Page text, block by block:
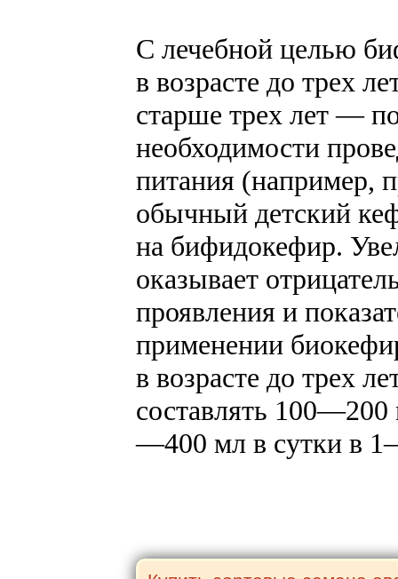
С лечебной целью
в возрасте до трех
старше трех лет —
необходимости
питания (например,
обычный детский
на бифидокефир.
оказывает
проявления и
применении
в возрасте до трех
составлять
—400 мл в сутки в